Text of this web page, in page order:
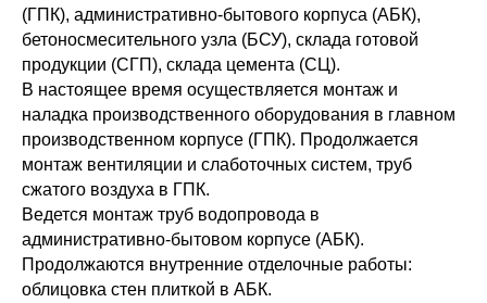
(ГПК), административно-бытового корпуса (АБК),
бетоносмесительного узла (БСУ), склада готовой
продукции (СГП), склада цемента (СЦ).
В настоящее время осуществляется монтаж и
наладка производственного оборудования в главном
производственном корпусе (ГПК). Продолжается
монтаж вентиляции и слаботочных систем, труб
сжатого воздуха в ГПК.
Ведется монтаж труб водопровода в
административно-бытовом корпусе (АБК).
Продолжаются внутренние отделочные работы:
облицовка стен плиткой в АБК.